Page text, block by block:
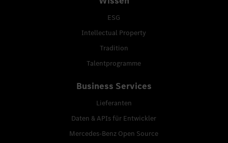
ESG
Intellectual Property
Tradition
Talentprogramme
Business Services
Lieferanten
Daten & APIs für Entwickler
Mercedes-Benz Open Source